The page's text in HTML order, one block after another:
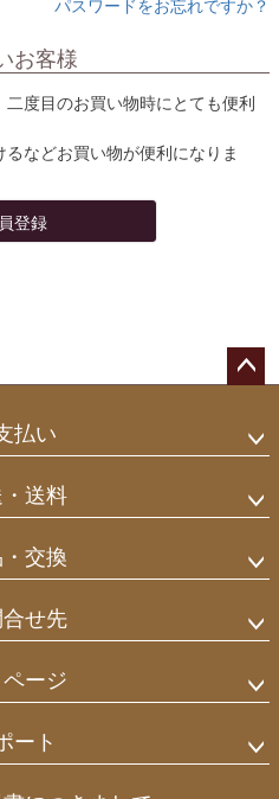
パスワードをお忘れですか？
お客様
度目のお買い物時にとても便利
などお買い物が便利になりま
登録
ップ
払い
送料
交換
せ先
ージ
ート